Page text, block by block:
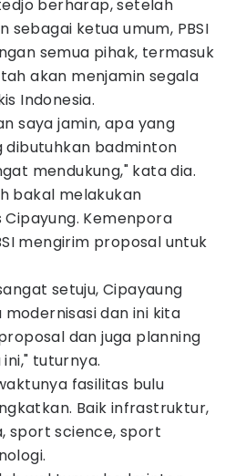
berharap, setelah
sebagai ketua umum, PBSI
semua pihak, termasuk
akan menjamin segala
Indonesia.
saya jamin, apa yang
dibutuhkan badminton
mendukung," kata dia.
bakal melakukan
Kemenpora
mengirim proposal untuk
setuju, Cipayaung
dan ini kita
dan juga planning
tuturnya.
fasilitas bulu
Baik infrastruktur,
sport science, sport